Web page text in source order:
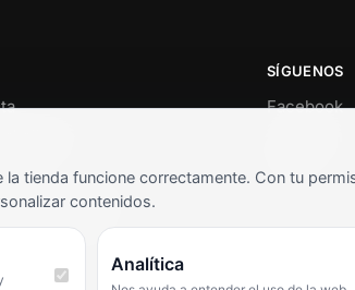
cliente
y condiciones
frecuentes
SÍGUENOS
Facebook
tienda funcione correctamente. Con tu
contenidos.
Analítica